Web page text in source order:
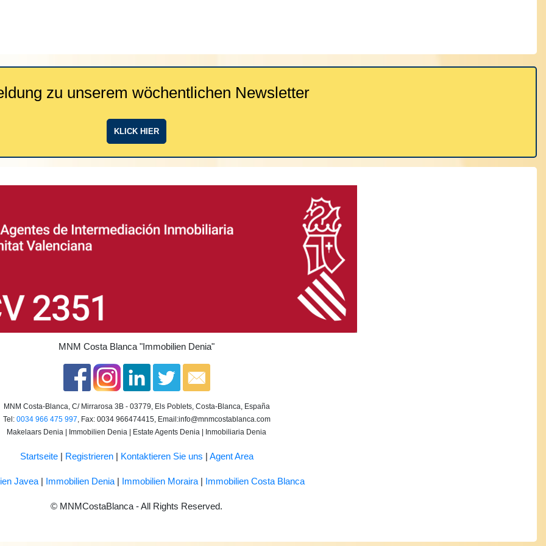
zu unserem wöchentlichen Newsletter
KLICK HIER
MNM Costa Blanca"Immobilien Denia"
MNM Costa-Blanca, C/ Mirrarosa 3B - 03779, Els Poblets, Costa-Blanca, España
Tel: 0034 966 475 997, Fax: 0034 966474415, Email:info@mnmcostablanca.com
Makelaars Denia | Immobilien Denia | Estate Agents Denia | Inmobiliaria Denia
Startseite| Registrieren| Kontaktieren Sie uns Agent Area
Javea| Immobilien Denia| Immobilien Moraira| Immobilien Costa Blanca
© MNMCostaBlanca - All Rights Reserved.